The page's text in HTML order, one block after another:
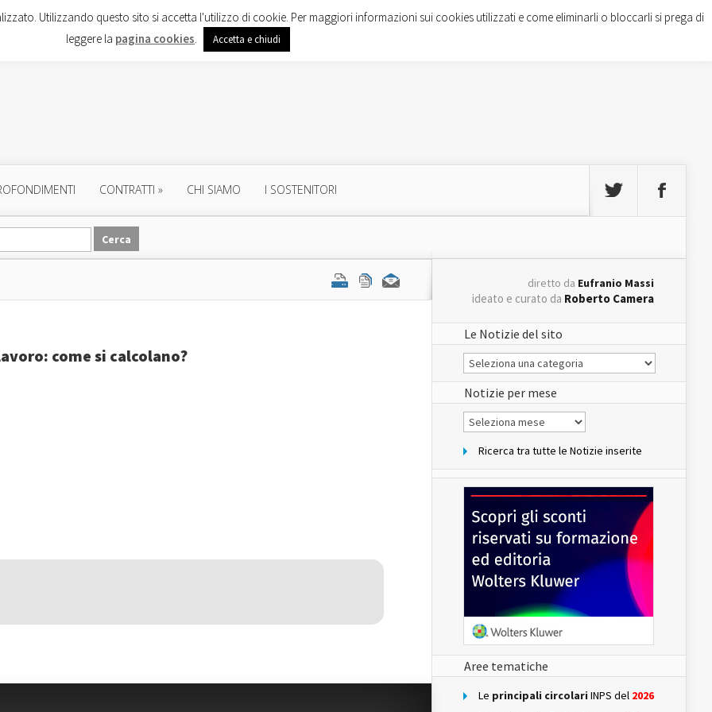
CONTRATTI » CHI SIAMO I SOSTENITORI
come si calcolano?
diretto da Eufranio Massi
ideato e curato da Roberto Camera
Le Notizie del sito
Le
Notizie
del
sito
Notizie per mese
Notizie
per
Ricerca tra tutte le Notizie inserite
Aree tematiche
Le principali circolari INPS del 2026
Utilizzando questo sito si accetta l'utilizzo di cookie. Per maggiori informazioni sui cookies utilizzati e come eliminarli o bloccarli si prega di
leggere la pagina cookies. Accetta e chiudi